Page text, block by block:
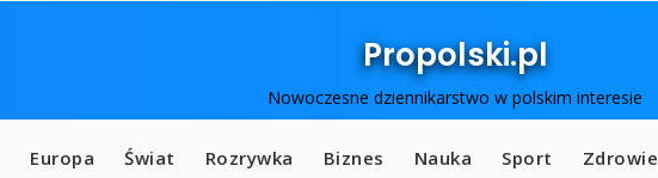
Propolski.pl
Nowoczesne dziennikarstwo w polskim interesie
Europa Świat Rozrywka Biznes Nauka Sport Zdrowie